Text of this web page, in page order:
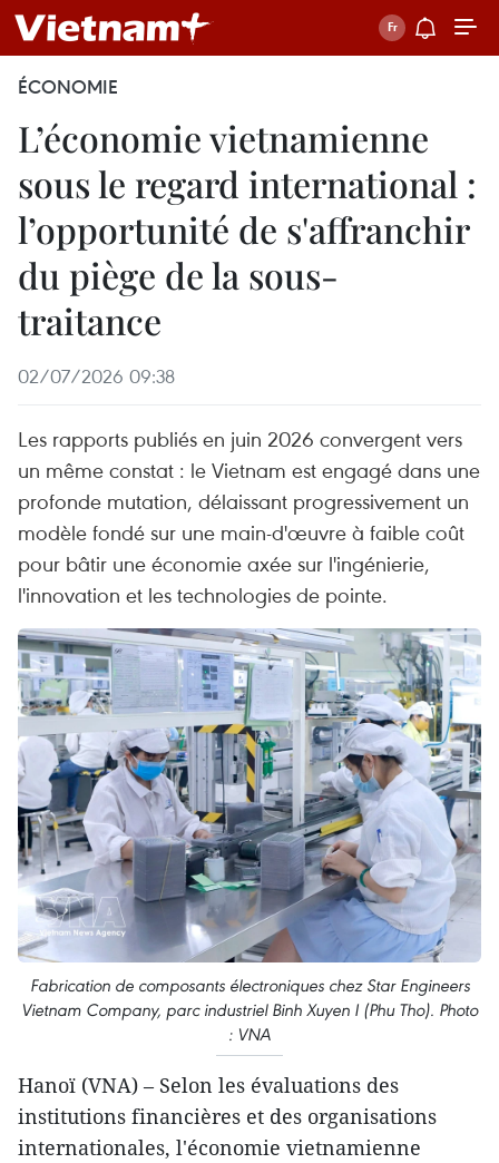
ÉCONOMIE
L’économie vietnamienne
sous le regard international :
l’opportunité de s'affranchir
du piège de la sous-
traitance
02/07/2026 09:38
Les rapports publiés en juin 2026 convergent vers
un même constat : le Vietnam est engagé dans une
profonde mutation, délaissant progressivement un
modèle fondé sur une main-d'œuvre à faible coût
pour bâtir une économie axée sur l'ingénierie,
l'innovation et les technologies de pointe.
Fabrication de composants électroniques chez Star Engineers
Vietnam Company, parc industriel Binh Xuyen I (Phu Tho). Photo
: VNA
Hanoï (VNA) – Selon les évaluations des
institutions financières et des organisations
internationales, l'économie vietnamienne